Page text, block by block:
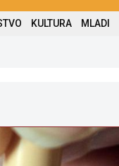
KULTURA MLADI